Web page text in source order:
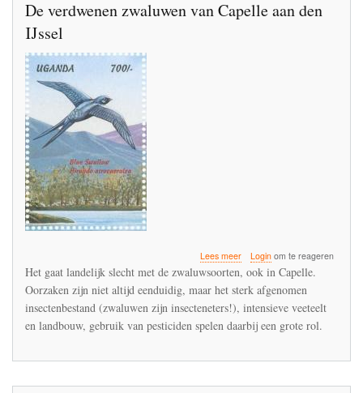
De verdwenen zwaluwen van Capelle aan den
IJssel
Lees meerover
verdwenen
zwaluwen
van
Capelle
aan
IJssel
Loginom te reageren
Het gaat landelijk slecht met de zwaluwsoorten, ook in Capelle.
Oorzaken zijn niet altijd eenduidig, maar het sterk afgenomen
insectenbestand (zwaluwen zijn insecteneters!), intensieve veeteelt
en landbouw, gebruik van pesticiden spelen daarbij een grote rol.